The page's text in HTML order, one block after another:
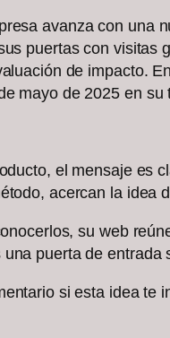
avanza con una
puertas con visitas
de impacto.
mayo de 2025 en
el mensaje es
acercan la idea
su web
una puerta de
si esta idea te